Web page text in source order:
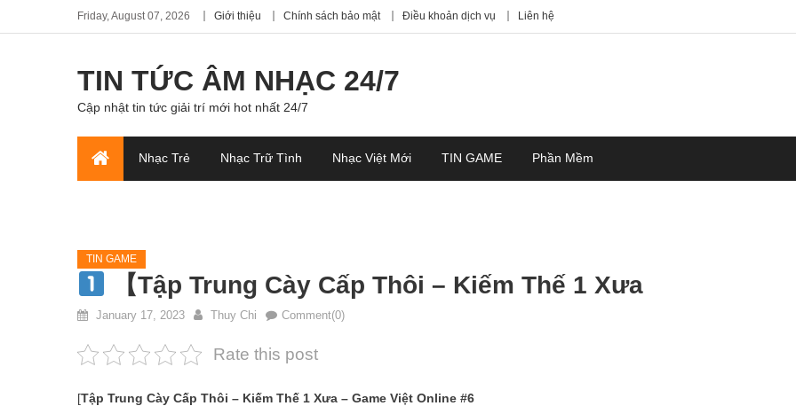
Friday, August 07, 2026 Giới thiệu Chính sách bảo mật Điều khoản dịch vụ Liên hệ
TIN TỨC ÂM NHẠC 24/7
Cập nhật tin tức giải trí mới hot nhất 24/7
Nhạc Trẻ Nhạc Trữ Tình Nhạc Việt Mới TIN GAME Phần Mềm
TIN GAME
【Tập Trung Cày Cấp Thôi – Kiếm Thế 1 Xưa
January 17, 2023 Thuy Chi Comment(0)
Rate this post
[Tập Trung Cày Cấp Thôi – Kiếm Thế 1 Xưa – Game Việt Online #6